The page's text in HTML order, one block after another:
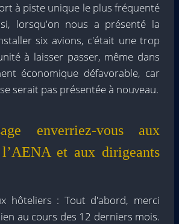
à piste unique le plus fréquenté
lorsqu'on nous a présenté la
six avions, c'était une trop
à laisser passer, même dans
économique défavorable, car
serait pas présentée à nouveau.
enverriez-vous aux
et aux dirigeants
hôteliers : Tout d'abord, merci
au cours des 12 derniers mois.